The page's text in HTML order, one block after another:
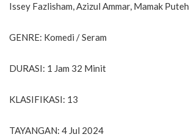
Issey Fazlisham, Azizul Ammar, Mamak Puteh
GENRE: Komedi / Seram
DURASI: 1 Jam 32 Minit
KLASIFIKASI: 13
TAYANGAN: 4 Jul 2024